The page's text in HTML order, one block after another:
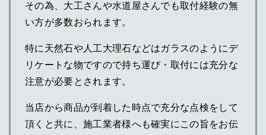
その為、大工さんや水道屋さんでも取付経験の無
い方が多数おられます。
特に天然石や人工大理石などはガラスのようにデ
リケートな物ですので持ち運び・取付には充分な
注意が必要とされます。
当店から商品が到着した時点で充分な点検をして
頂くと共に、施工業者様へも確実にこの旨をお伝